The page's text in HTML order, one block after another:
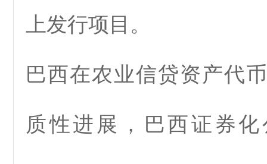
上发行项目。
巴西在农业信贷资产代
质性进展，巴西证券